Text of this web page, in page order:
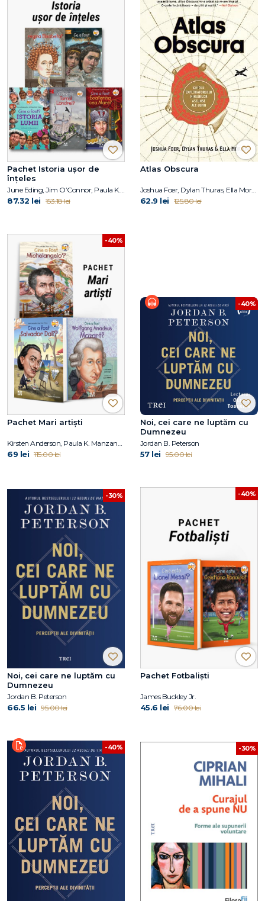
Pachet Istoria ușor de
înțeles
June Eding, Jim O’Connor, Paula K. Manzanero, Janet B. Pascal, Pam Pollack, Meg Belviso
87.32 lei 153.18 lei
Atlas Obscura
Joshua Foer, Dylan Thuras, Ella Morton
62.9 lei 125.80 lei
-40%
Pachet Mari artiști
Kirsten Anderson, Paula K. Manzanero, Yona Zeldis McDonough, Carrie Robbins
69 lei 115.00 lei
-40%
Noi, cei care ne luptăm cu
Dumnezeu
Jordan B. Peterson
57 lei 95.00 lei
-30%
Noi, cei care ne luptăm cu
Dumnezeu
Jordan B. Peterson
66.5 lei 95.00 lei
-40%
Pachet Fotbaliști
James Buckley Jr.
45.6 lei 76.00 lei
-40% -30%